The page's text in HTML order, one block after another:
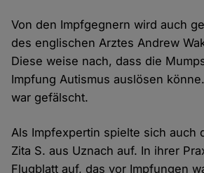
Von den Impfgegnern wird auch
des englischen Arztes Andrew
Diese weise nach, dass die
Impfung Autismus auslösen
war gefälscht.
Als Impfexpertin spielte sich auch
Zita S. aus Uznach auf. In ihrer
Flugblatt auf, das vor Impfungen